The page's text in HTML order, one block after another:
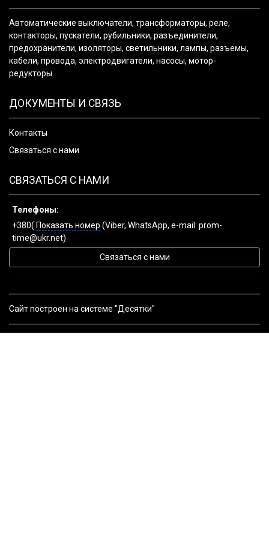
Автоматические выключатели, трансформаторы, реле,
контакторы, пускатели, рубильники, разъединители,
предохранители, изоляторы, светильники, лампы, разъемы,
кабели, провода, электродвигатели, насосы, мотор-
редукторы.
ДОКУМЕНТЫ И СВЯЗЬ
Контакты
Связаться с нами
СВЯЗАТЬСЯ С НАМИ
Телефоны:
+380( Показать номер (Viber, WhatsApp, e-mail: prom-
time@ukr.net)
Связаться с нами
Сайт построен на системе "Десятки"